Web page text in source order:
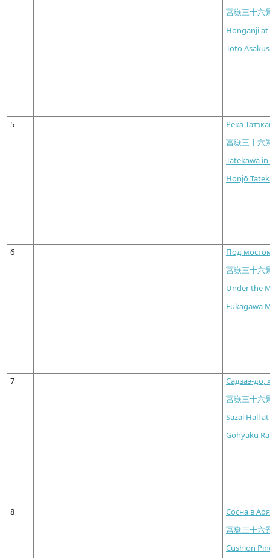
冨嶽三十六
Honganji at
Tōto
5
Река
冨嶽三十
Tatekawa
Honjō
6
Под
冨嶽三十
Under the
Fukagawa
7
Садзаэ-до,
冨嶽三十六
Sazai Hall
Gohyaku
8
Сосна в
冨嶽三十
Cushion